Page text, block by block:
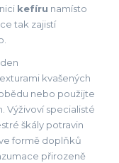
kefíru namísto
tak zajistí
kvašených
nebo použijte
Výživoví specialisté
škály potravin
formě doplňků
přirozeně